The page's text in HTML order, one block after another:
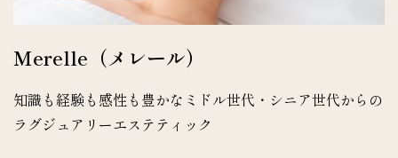
Merelle（メレール）
知識も経験も感性も豊かなミドル世代・シニア世代からの
ラグジュアリーエステティック